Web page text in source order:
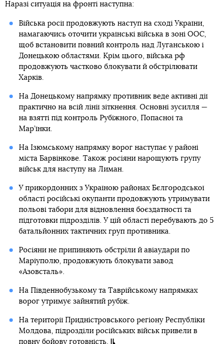
Наразі ситуація на фронті наступна:
Війська росії продовжують наступ на сході України,
намагаючись оточити українські війська в зоні ООС,
щоб встановити повний контроль над Луганською і
Донецькою областями. Крім цього, війська рф
продовжують частково блокувати й обстрілювати
Харків.
На Донецькому напрямку противник веде активні дії
практично на всій лінії зіткнення. Основні зусилля —
на взятті під контроль Рубіжного, Попасної та
Мар’їнки.
На Ізюмському напрямку ворог наступає у районі
міста Барвінкове. Також росіяни нарощують групу
військ для наступу на Лиман.
У прикордонних з Україною районах Бєлгородської
області російські окупанти продовжують утримувати
польові табори для відновлення боєздатності та
підготовки підрозділів. У цій області перебувають до 5
батальйонних тактичних груп противника.
Росіяни не припиняють обстріли й авіаудари по
Маріуполю, продовжують блокувати завод
«Азовсталь».
На Південнобузькому та Таврійському напрямках
ворог утримує зайнятий рубіж.
На території Придністровського регіону Республіки
Молдова, підрозділи російських військ привели в
повну бойову готовність.